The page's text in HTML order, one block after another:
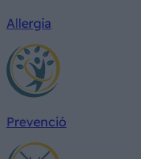
Allergia
Prevenció